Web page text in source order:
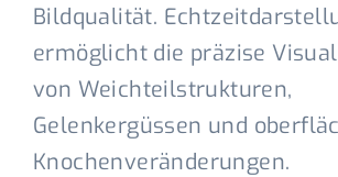
Bildqualität.
ermöglicht die präzise
von Weichteilstrukturen,
Gelenkergüssen und
Knochenveränderungen.